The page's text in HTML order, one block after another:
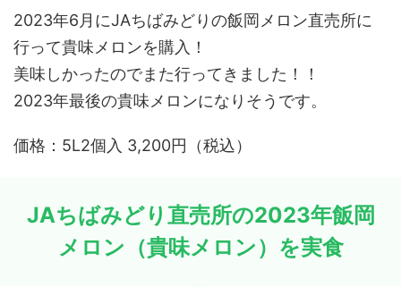
2023年6月にJAちばみどりの飯岡メロン直売所に
行って貴味メロンを購入！
美味しかったのでまた行ってきました！！
2023年最後の貴味メロンになりそうです。
価格：5L2個入 3,200円（税込）
JAちばみどり直売所の2023年飯岡
メロン（貴味メロン）を実食